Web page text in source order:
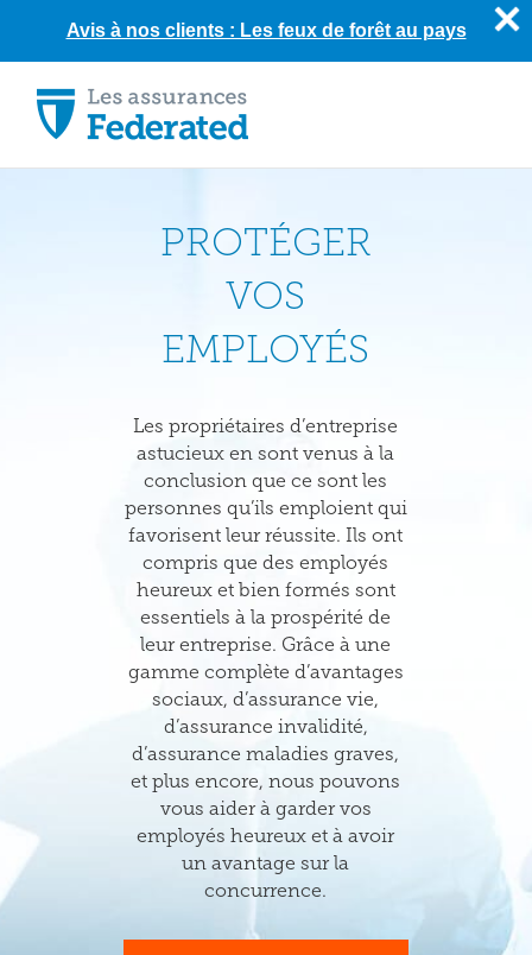
content
PROTÉGER
VOS
EMPLOYÉS
Les propriétaires d’entreprise
astucieux en sont venus à la
conclusion que ce sont les
personnes qu’ils emploient qui
favorisent leur réussite. Ils ont
compris que des employés
heureux et bien formés sont
essentiels à la prospérité de
leur entreprise. Grâce à une
gamme complète d’avantages
sociaux, d’assurance vie,
d’assurance invalidité,
d’assurance maladies graves,
et plus encore, nous pouvons
vous aider à garder vos
employés heureux et à avoir
un avantage sur la
concurrence.
Avis à nos clients : Les feux de forêt au pays